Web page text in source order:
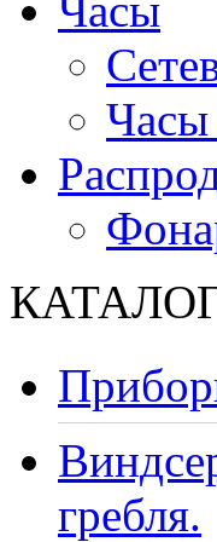
Часы
гребля.